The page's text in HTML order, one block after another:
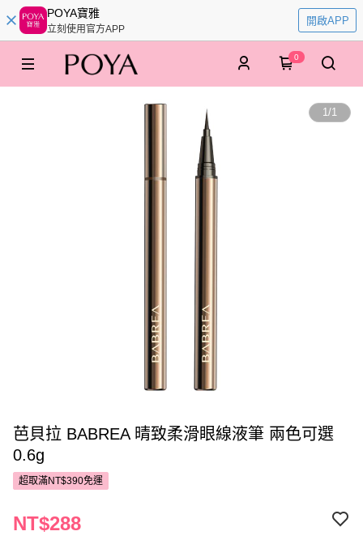
POYA寶雅
立刻使用官方APP
開啟APP
0
1/1
芭貝拉 BABREA 晴致柔滑眼線液筆 兩色可選
0.6g
超取滿NT$390免運
NT$288